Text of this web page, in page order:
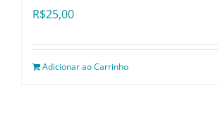
R$25,00
Adicionar ao Carrinho